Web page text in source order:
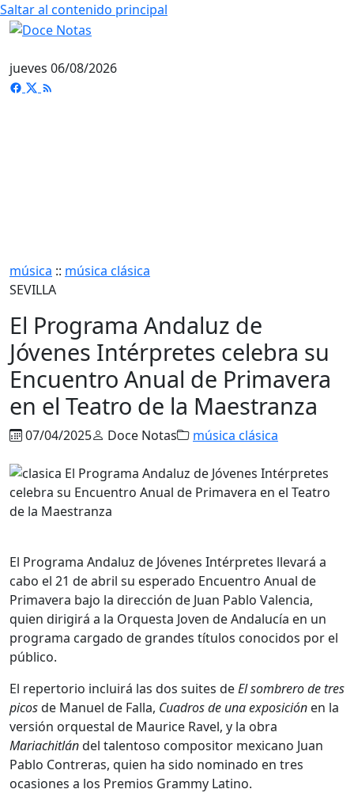
Saltar al contenido principal
jueves 06/08/2026
música :: música clásica
SEVILLA
El Programa Andaluz de
Jóvenes Intérpretes celebra su
Encuentro Anual de Primavera
en el Teatro de la Maestranza
07/04/2025 Doce Notas música clásica
El Programa Andaluz de Jóvenes Intérpretes llevará a
cabo el 21 de abril su esperado Encuentro Anual de
Primavera bajo la dirección de Juan Pablo Valencia,
quien dirigirá a la Orquesta Joven de Andalucía en un
programa cargado de grandes títulos conocidos por el
público.
El repertorio incluirá las dos suites deEl sombrero de tres
picosde Manuel de Falla, Cuadros de una exposición en la
versión orquestal de Maurice Ravel, y la obra
Mariachitlándel talentoso compositor mexicano Juan
Pablo Contreras, quien ha sido nominado en tres
ocasiones a los Premios Grammy Latino.